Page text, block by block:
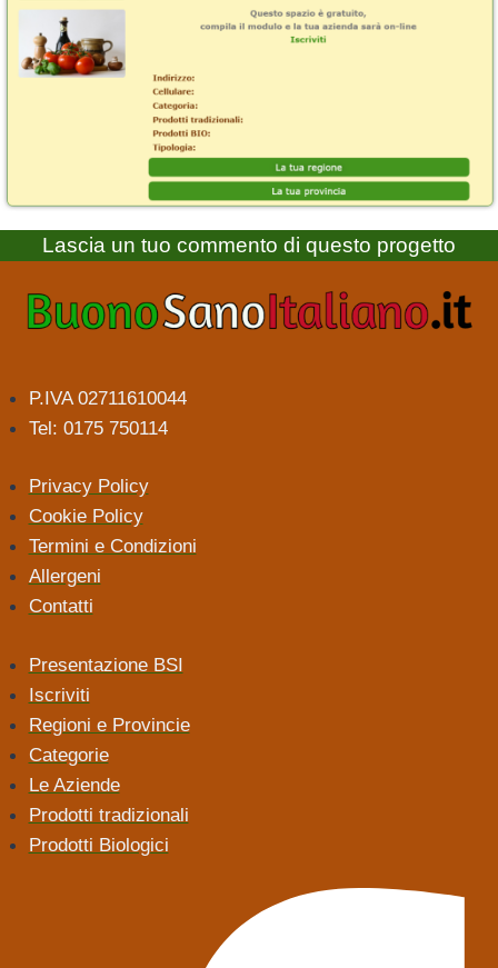
Lascia un tuo commento di questo progetto
P.IVA 02711610044
Tel: 0175 750114
Privacy Policy
Cookie Policy
Termini e Condizioni
Allergeni
Contatti
Presentazione BSI
Iscriviti
Regioni e Provincie
Categorie
Le Aziende
Prodotti tradizionali
Prodotti Biologici